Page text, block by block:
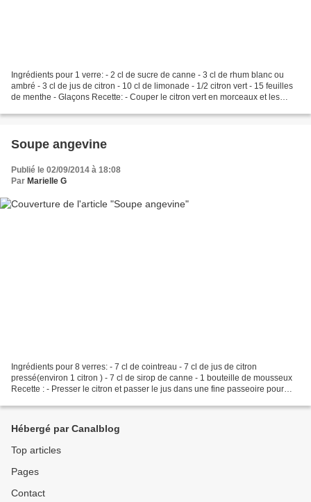
Ingrédients pour 1 verre: - 2 cl de sucre de canne - 3 cl de rhum blanc ou
ambré - 3 cl de jus de citron - 10 cl de limonade - 1/2 citron vert - 15 feuilles
de menthe - Glaçons Recette: - Couper le citron vert en morceaux et les
Soupe angevine
Publié le 02/09/2014 à 18:08
Par Marielle G
Ingrédients pour 8 verres: - 7 cl de cointreau - 7 cl de jus de citron
pressé(environ 1 citron ) - 7 cl de sirop de canne - 1 bouteille de mousseux
Recette : - Presser le citron et passer le jus dans une fine passeoire pour
Hébergé par Canalblog
Top articles
Pages
Contact